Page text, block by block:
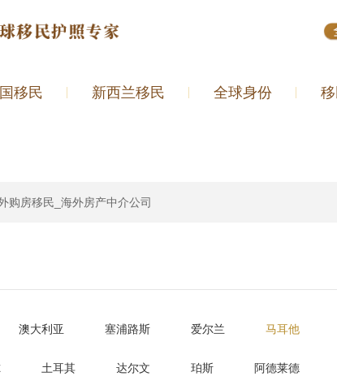
移民 新西兰移民 全球身份
购房移民_海外房产中介公司
澳大利亚 塞浦路斯 爱尔兰 马耳他
土耳其 达尔文 珀斯 阿德莱德